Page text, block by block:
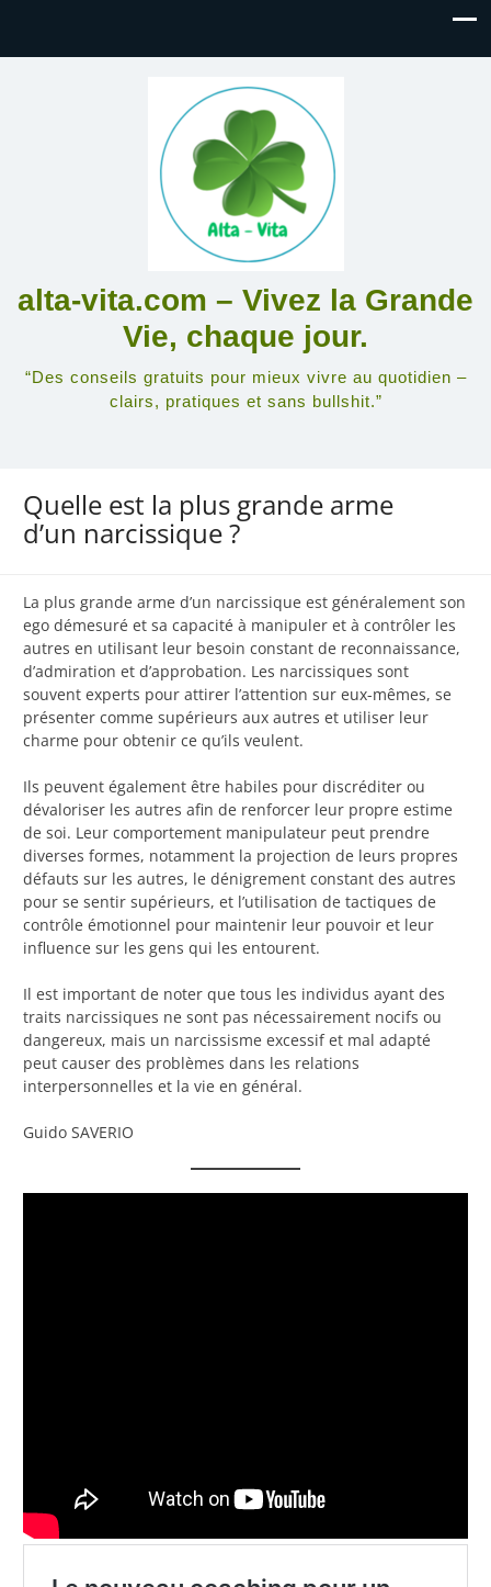
alta-vita.com – Vivez la Grande
Vie, chaque jour.
“Des conseils gratuits pour mieux vivre au quotidien –
clairs, pratiques et sans bullshit.”
Quelle est la plus grande arme
d’un narcissique ?
La plus grande arme d’un narcissique est généralement son
ego démesuré et sa capacité à manipuler et à contrôler les
autres en utilisant leur besoin constant de reconnaissance,
d’admiration et d’approbation. Les narcissiques sont
souvent experts pour attirer l’attention sur eux-mêmes, se
présenter comme supérieurs aux autres et utiliser leur
charme pour obtenir ce qu’ils veulent.
Ils peuvent également être habiles pour discréditer ou
dévaloriser les autres afin de renforcer leur propre estime
de soi. Leur comportement manipulateur peut prendre
diverses formes, notamment la projection de leurs propres
défauts sur les autres, le dénigrement constant des autres
pour se sentir supérieurs, et l’utilisation de tactiques de
contrôle émotionnel pour maintenir leur pouvoir et leur
influence sur les gens qui les entourent.
Il est important de noter que tous les individus ayant des
traits narcissiques ne sont pas nécessairement nocifs ou
dangereux, mais un narcissisme excessif et mal adapté
peut causer des problèmes dans les relations
interpersonnelles et la vie en général.
Guido SAVERIO